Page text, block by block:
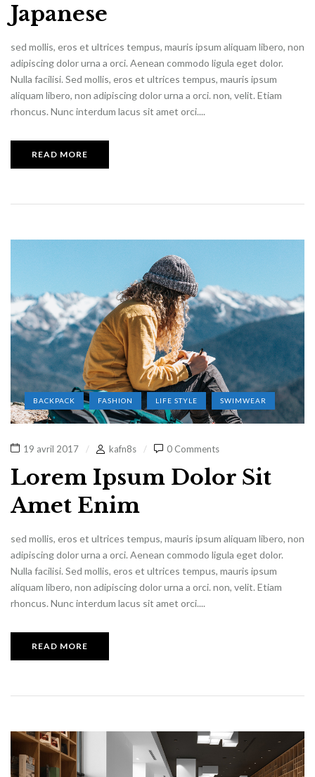
Japanese
sed mollis, eros et ultrices tempus, mauris ipsum aliquam libero, non
adipiscing dolor urna a orci. Aenean commodo ligula eget dolor.
Nulla facilisi. Sed mollis, eros et ultrices tempus, mauris ipsum
aliquam libero, non adipiscing dolor urna a orci. non, velit. Etiam
rhoncus. Nunc interdum lacus sit amet orci....
READ MORE
BACKPACK FASHION LIFE STYLE SWIMWEAR
19 avril 2017 kafn8s 0 Comments
Lorem Ipsum Dolor Sit
Amet Enim
sed mollis, eros et ultrices tempus, mauris ipsum aliquam libero, non
adipiscing dolor urna a orci. Aenean commodo ligula eget dolor.
Nulla facilisi. Sed mollis, eros et ultrices tempus, mauris ipsum
aliquam libero, non adipiscing dolor urna a orci. non, velit. Etiam
rhoncus. Nunc interdum lacus sit amet orci....
READ MORE